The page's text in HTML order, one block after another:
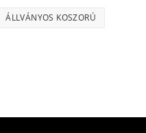
ÁLLVÁNYOS KOSZORÚ